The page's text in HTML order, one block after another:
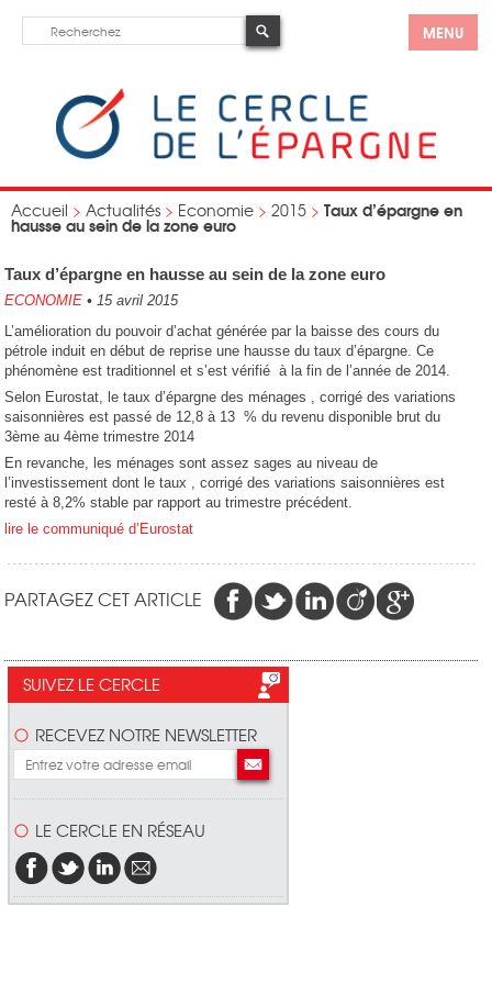
MENU
Accueil > Actualités > Economie > 2015 > Taux d’épargne en
hausse au sein de la zone euro
Taux d’épargne en hausse au sein de la zone euro
ECONOMIE • 15 avril 2015
L’amélioration du pouvoir d’achat générée par la baisse des cours du
pétrole induit en début de reprise une hausse du taux d’épargne. Ce
phénomène est traditionnel et s’est vérifié à la fin de l’année de 2014.
Selon Eurostat, le taux d’épargne des ménages , corrigé des variations
saisonnières est passé de 12,8 à 13 % du revenu disponible brut du
3ème au 4ème trimestre 2014
En revanche, les ménages sont assez sages au niveau de
l’investissement dont le taux , corrigé des variations saisonnières est
resté à 8,2% stable par rapport au trimestre précédent.
lire le communiqué d’Eurostat
PARTAGEZ CET ARTICLE
SUIVEZ LE CERCLE
RECEVEZ NOTRE NEWSLETTER
LE CERCLE EN RÉSEAU